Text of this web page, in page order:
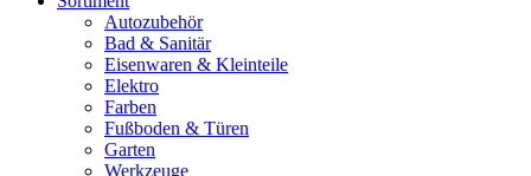
Autozubehör
Bad & Sanitär
Eisenwaren & Kleinteile
Elektro
Farben
Fußboden & Türen
Garten
Werkzeuge